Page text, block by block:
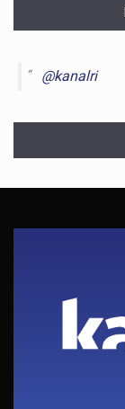
@kanalri